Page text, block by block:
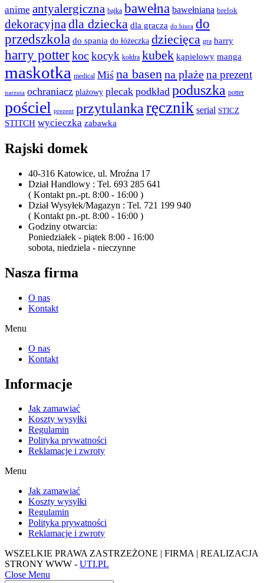
anime antyalergiczna bajka bawełna bawełniana brelok
dekoracyjna dla dziecka dla gracza do biura do
przedszkola do spania do łóżeczka dziecięca gra harry
harry potterkoc kocyk kołdra kubek kąpielowy manga
maskotka medical Miś na basen na plażena prezent
narzuta ochraniacz plażowy plecak podkład poduszka potter
pościel prezent przytulanka ręcznik serial STICZ
STITCH wycieczka zabawka
Rajski domek
40-316 Katowice, ul. Mroźna 17
Dział Handlowy : Tel. 693 285 641
( Kontakt pn.-pt. 8:00 - 16:00 )
Dział Wysyłek/Magazyn : Tel. 721 199 940
( Kontakt pn.-pt. 8:00 - 16:00 )
Godziny otwarcia:
Poniedziałek - piątek 8:00 - 16:00
sobota, niedziela - nieczynne
Nasza firma
O nas
Kontakt
Menu
O nas
Kontakt
Informacje
Jak zamawiać
Koszty wysyłki
Regulamin
Polityka prywatności
Reklamacje i zwroty
Menu
Jak zamawiać
Koszty wysyłki
Regulamin
Polityka prywatności
Reklamacje i zwroty
WSZELKIE PRAWA ZASTRZEŻONE | FIRMA | REALIZACJA
STRONY WWW - UTI.PL
Close Menu